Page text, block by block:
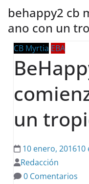
behappy2 cb
ano con un
CB Myrtia EBA
un
10 enero, 201610
Redacción
0 Comentarios